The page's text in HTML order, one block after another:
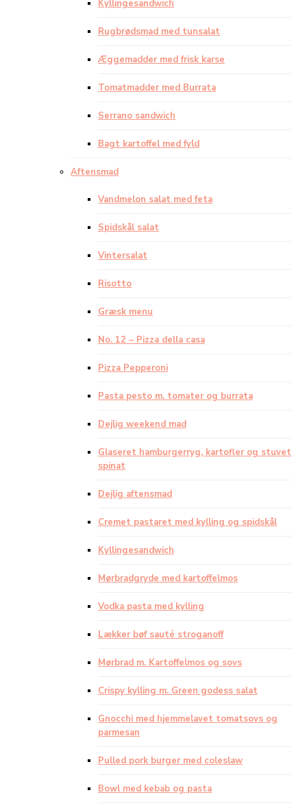
Kyllingesandwich
Rugbrødsmad med tunsalat
Æggemadder med frisk karse
Tomatmadder med Burrata
Serrano sandwich
Bagt kartoffel med fyld
Aftensmad
Vandmelon salat med feta
Spidskål salat
Vintersalat
Risotto
Græsk menu
No. 12 – Pizza della casa
Pizza Pepperoni
Pasta pesto m. tomater og burrata
Dejlig weekend mad
Glaseret hamburgerryg, kartofler og stuvet
spinat
Dejlig aftensmad
Cremet pastaret med kylling og spidskål
Kyllingesandwich
Mørbradgryde med kartoffelmos
Vodka pasta med kylling
Lækker bøf sauté stroganoff
Mørbrad m. Kartoffelmos og sovs
Crispy kylling m. Green godess salat
Gnocchi med hjemmelavet tomatsovs og
parmesan
Pulled pork burger med coleslaw
Bowl med kebab og pasta